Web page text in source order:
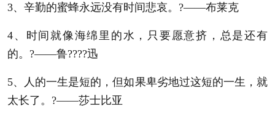
3、辛勤的蜜蜂永远没有时间悲哀。?——布莱克
4、时间就像海绵里的水，只要愿意挤，总是还有
的。?——鲁????迅
5、人的一生是短的，但如果卑劣地过这短的一生，就
太长了。?——莎士比亚